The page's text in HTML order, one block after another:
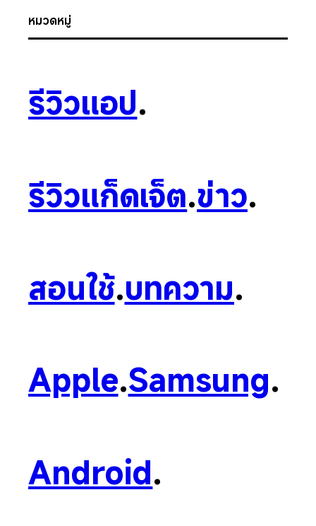
หมวดหมู่
รีวิวแอป.
รีวิวแก็ดเจ็ต.ข่าว.
สอนใช้.บทความ.
Apple.Samsung.
Android.